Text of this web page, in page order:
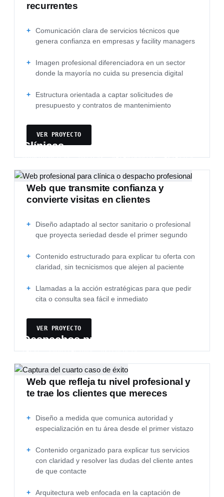
recurrentes
Comunicación clara de servicios técnicos que
genera confianza en empresas y facility managers
Imagen profesional diferenciadora en un sector
donde la mayoría no cuida su presencia digital
Estructura orientada a captar solicitudes de
presupuesto y contratos de mantenimiento
VER PROYECTO
Clínicas
ODONTOLÓGICAS, ÓPTICAS, VETERINARIAS, ESTÉTICA…
Web que transmite confianza y
convierte visitas en clientes
Diseño adaptado al sector sanitario o profesional
que proyecta seriedad desde el primer segundo
Contenido estructurado para explicar tu oferta con
claridad, sin tecnicismos que alejen al paciente
Llamadas a la acción estratégicas para que pedir
cita o consulta sea fácil e inmediato
VER PROYECTO
Despachos profesionales
LEGAL, ARQUITECTURA, PSICOLOGÍA…
Web que refleja tu nivel profesional y
te trae los clientes que mereces
Diseño a medida que comunica autoridad y
especialización en tu área desde el primer vistazo
Contenido organizado para explicar tus servicios
con claridad y resolver las dudas del cliente antes
de que contacte
Arquitectura web enfocada en la captación de